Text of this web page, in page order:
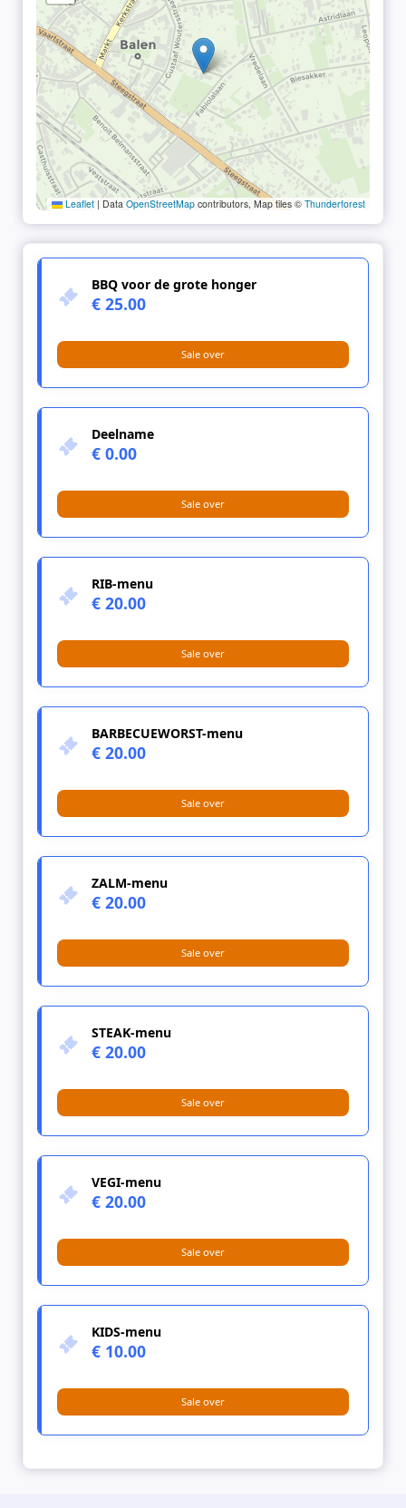
Leaflet | Data OpenStreetMap contributors, Map tiles © Thunderforest
BBQ voor de grote honger
€ 25.00
Sale over
Deelname
€ 0.00
Sale over
RIB-menu
€ 20.00
Sale over
BARBECUEWORST-menu
€ 20.00
Sale over
ZALM-menu
€ 20.00
Sale over
STEAK-menu
€ 20.00
Sale over
VEGI-menu
€ 20.00
Sale over
KIDS-menu
€ 10.00
Sale over